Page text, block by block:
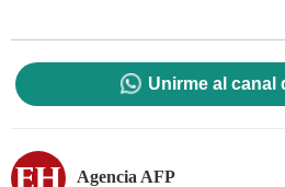
Unirme al canal
Agencia AFP